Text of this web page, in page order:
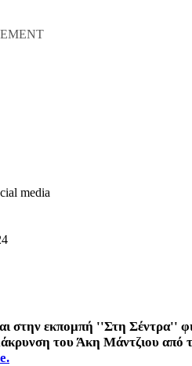
media
στην εκπομπή ''Στη Σέντρα''
του Άκη Μάντζιου από